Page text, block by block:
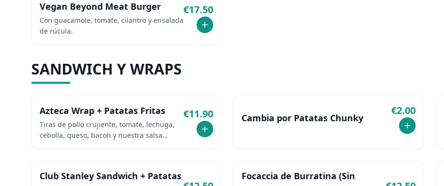
caramelizadas, pimientos
piquillo y queso Edam.
Vegan Beyond Meat Burger
Con guacamole, tomate, cilantro y ensalada
de rúcula.
€17.50
SANDWICH Y WRAPS
Azteca Wrap + Patatas Fritas
Tiras de pollo crujiente, tomate, lechuga,
cebolla, queso, bacon y nuestra salsa
€11.90 Cambia por Patatas Chunky
€2.00
Club Stanley Sandwich + Patatas
Focaccia de Burratina (Sin